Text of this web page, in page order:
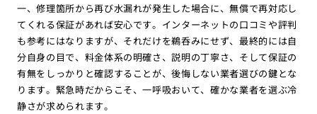
一、修理箇所から再び水漏れが発生した場合に、無償で再対応し
てくれる保証があれば安心です。インターネットの口コミや評判
も参考にはなりますが、それだけを鵜呑みにせず、最終的には自
分自身の目で、料金体系の明確さ、説明の丁寧さ、そして保証の
有無をしっかりと確認することが、後悔しない業者選びの鍵とな
ります。緊急時だからこそ、一呼吸おいて、確かな業者を選ぶ冷
静さが求められます。